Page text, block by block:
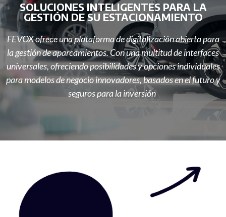
SOLUCIONES INTELIGENTES PARA LA
GESTIÓN DE SU ESTACIONAMIENTO
FEVOX ofrece una plataforma de digitalización abierta para
la gestión de aparcamientos. Con una multitud de interfaces
universales, ofreciendo posibilidades y opciones individuales
para modelos de negocio innovadores, basados ​​en el futuro y
seguros para la inversión.